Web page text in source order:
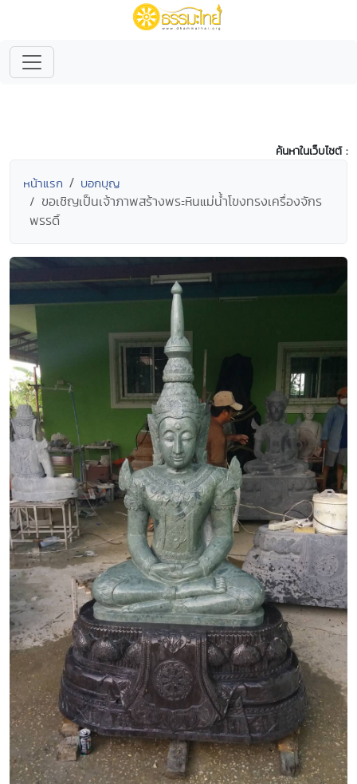
ค้นหาในเว็บไซต์ :
หน้าแรก บอกบุญ
ขอเชิญเป็นเจ้าภาพสร้างพระหินแม่น้ำโขงทรงเครื่องจักร
พรรดิ์